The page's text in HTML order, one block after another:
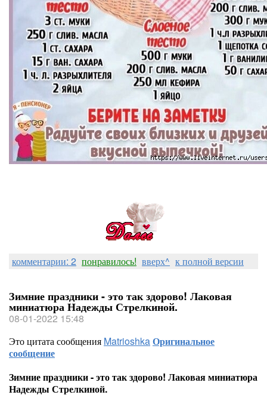
комментарии: 2 понравилось! вверх^ к полной версии
Зимние праздники - это так здорово! Лаковая
миниатюра Надежды Стрелкиной.
08-01-2022 15:48
Это цитата сообщения MatrioshkaОригинальное
сообщение
Зимние праздники - это так здорово! Лаковая миниатюра
Надежды Стрелкиной.